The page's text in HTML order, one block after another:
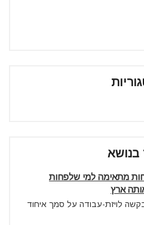
בנושא
מתאימה למי שלפחות
ארץ
לויזת-עבודה על סמך איחוד